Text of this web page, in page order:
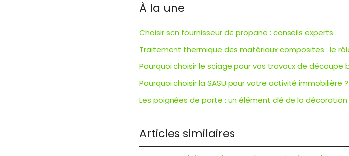
À la une
Choisir son fournisseur de propane : conseils experts
Traitement thermique des matériaux composites : le
Pourquoi choisir le sciage pour vos travaux de découpe
Pourquoi choisir la SASU pour votre activité immobilière ?
Les poignées de porte : un élément clé de la décoration
Articles similaires